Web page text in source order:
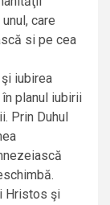
care
si pe cea
şi iubirea
planul iubirii
Prin Duhul
Hristos şi